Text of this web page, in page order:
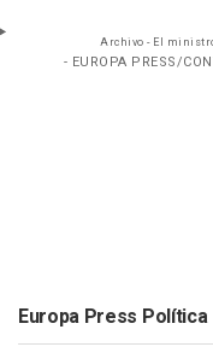
Archivo - El
- EUROPA PRESS/
Europa Press Política